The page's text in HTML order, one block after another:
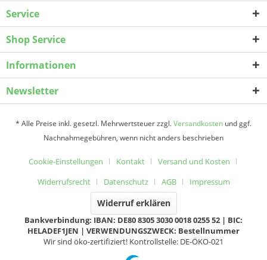
Service
Shop Service
Informationen
Newsletter
* Alle Preise inkl. gesetzl. Mehrwertsteuer zzgl.Versandkosten und ggf.
Nachnahmegebühren, wenn nicht anders beschrieben
Cookie-Einstellungen Kontakt
Versand und Kosten
Widerrufsrecht
Datenschutz AGB Impressum
Widerruf erklären
Bankverbindung: IBAN: DE80 8305 3030 0018 0255 52 | BIC:
HELADEF1JEN | VERWENDUNGSZWECK: Bestellnummer
Wir sind öko-zertifiziert! Kontrollstelle: DE-ÖKO-021